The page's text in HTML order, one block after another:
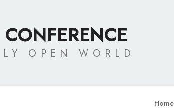
OPEN WORLD
Home